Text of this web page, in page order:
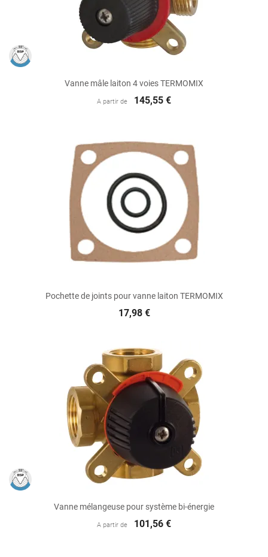
Vanne mâle laiton 4 voies TERMOMIX
A partir de 145,55 €
Pochette de joints pour vanne laiton TERMOMIX
17,98 €
Vanne mélangeuse pour système bi-énergie
A partir de 101,56 €